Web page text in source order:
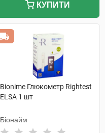
КУПИТИ
Bionime Глюкометр Rightest
ELSA 1 шт
Біонайм